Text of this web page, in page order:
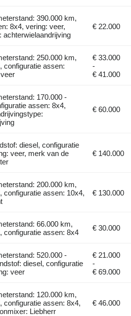
390.000 km,
8x4, vering: veer,
achterwielaandrijving
€ 22.000
250.000 km,
configuratie assen:
€ 33.000
-
€ 41.000
170.000 -
assen: 8x4,
€ 60.000
diesel, configuratie
veer, merk van de
€ 140.000
200.000 km,
configuratie assen: 10x4,
€ 130.000
66.000 km,
configuratie assen: 8x4
€ 30.000
520.000 -
diesel, configuratie
veer
€ 21.000
-
€ 69.000
120.000 km,
configuratie assen: 8x4,
Liebherr
€ 46.000